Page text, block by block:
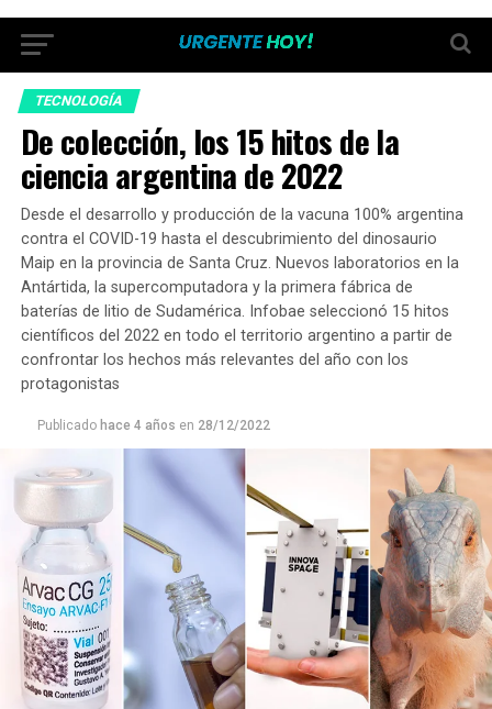
TECNOLOGÍA
De colección, los 15 hitos de la
ciencia argentina de 2022
Desde el desarrollo y producción de la vacuna 100% argentina
contra el COVID-19 hasta el descubrimiento del dinosaurio
Maip en la provincia de Santa Cruz. Nuevos laboratorios en la
Antártida, la supercomputadora y la primera fábrica de
baterías de litio de Sudamérica. Infobae seleccionó 15 hitos
científicos del 2022 en todo el territorio argentino a partir de
confrontar los hechos más relevantes del año con los
protagonistas
Publicado hace 4 años en 28/12/2022